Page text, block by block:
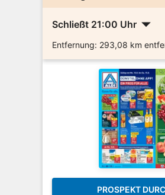
Schließt 21:00 Uhr
Entfernung: 293,08 km
PROSPEKT